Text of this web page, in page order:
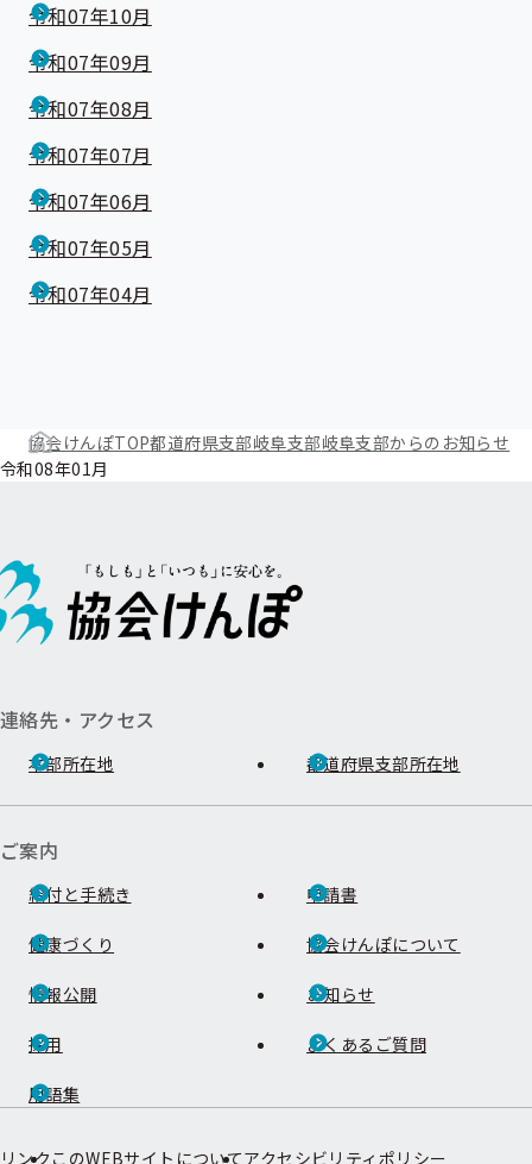
令和07年10月
令和07年09月
令和07年08月
令和07年07月
令和07年06月
令和07年05月
令和07年04月
協会けんぽTOP都道府県支部岐阜支部岐阜支部からのお知らせ
令和08年01月
連絡先・アクセス
本部所在地 都道府県支部所在地
ご案内
給付と手続き 申請書
健康づくり 協会けんぽについて
情報公開 お知らせ
採用 よくあるご質問
用語集
リンク このWEBサイトについてアクセシビリティポリシー